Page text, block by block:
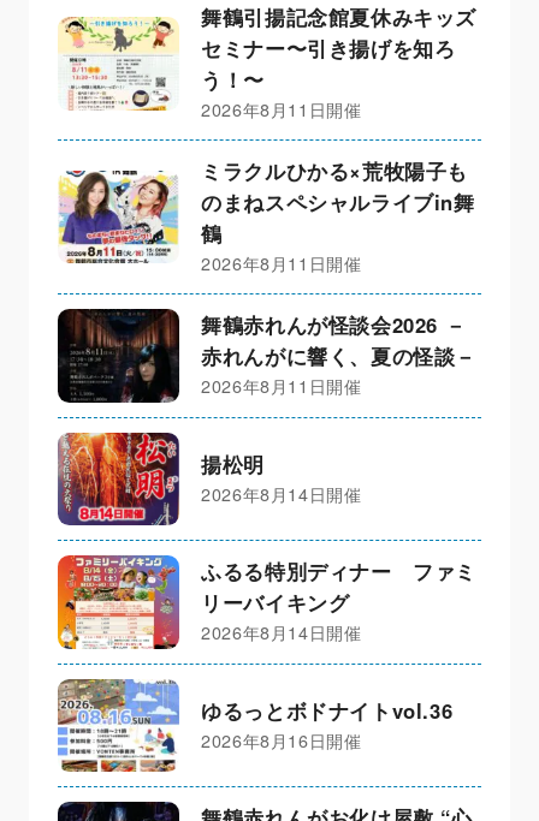
舞鶴引揚記念館夏休みキッズ
セミナー〜引き揚げを知ろ
う！〜
2026年8月11日開催
ミラクルひかる×荒牧陽子も
のまねスペシャルライブin舞
鶴
2026年8月11日開催
舞鶴赤れんが怪談会2026 －
赤れんがに響く、夏の怪談－
2026年8月11日開催
揚松明
2026年8月14日開催
ふるる特別ディナー ファミ
リーバイキング
2026年8月14日開催
ゆるっとボドナイトvol.36
2026年8月16日開催